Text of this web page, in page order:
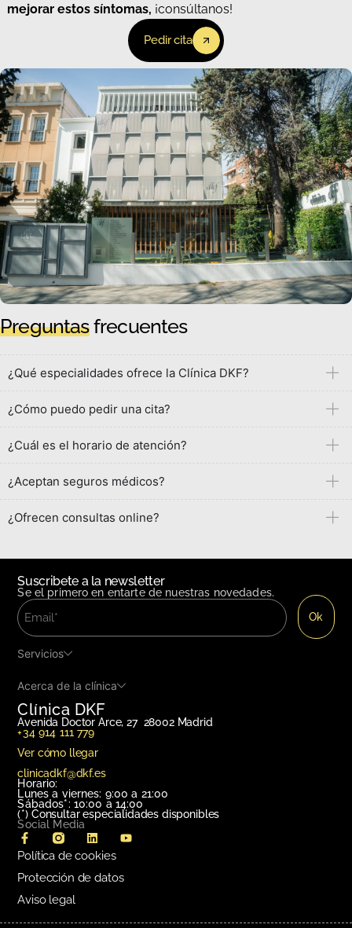
mejorar estos síntomas, ¡consúltanos!
Pedir cita
Preguntasfrecuentes
¿Qué especialidades ofrece la Clínica DKF?
¿Cómo puedo pedir una cita?
¿Cuál es el horario de atención?
¿Aceptan seguros médicos?
¿Ofrecen consultas online?
Clínica DKF
Avenida Doctor Arce, 27 28002 Madrid
+34 914 111 779
Ver cómo llegar
clinicadkf@dkf.es
Horario:
Lunes a viernes: 9:00 a 21:00
Sábados*: 10:00 a 14:00
(*) Consultar especialidades disponibles
Social Media
Suscribete a la newsletter
Se el primero en entarte de nuestras novedades.
Servicios
Acerca de la clínica
Política de cookies
Protección de datos
Aviso legal